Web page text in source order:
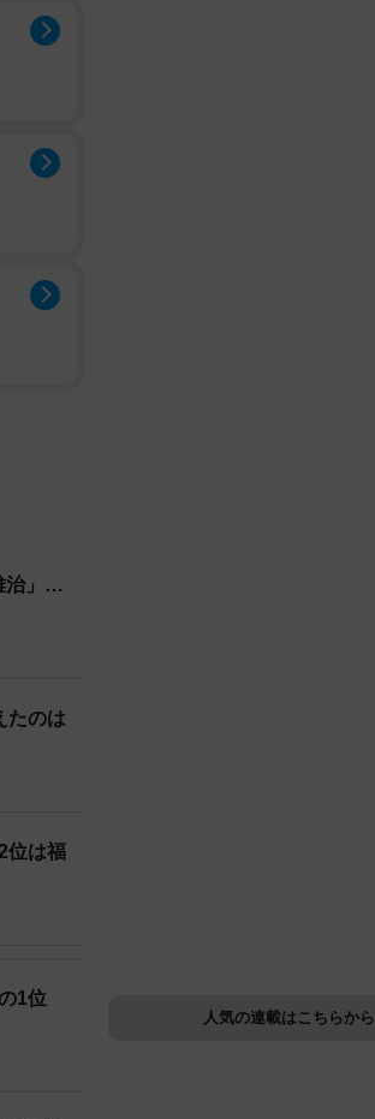
、
画『海
の共演
「日本
おり、
画『は
ビュ
ク役を
連続
りまし
。
治」…
たのは
位は福
1位
人気の連載はこちらから